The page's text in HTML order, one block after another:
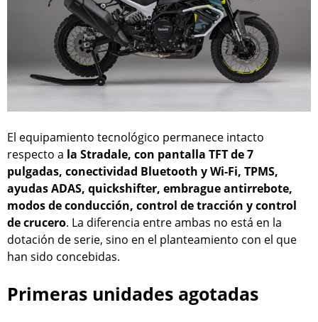
El equipamiento tecnológico permanece intacto
respecto a la Stradale, con pantalla TFT de 7
pulgadas, conectividad Bluetooth y Wi-Fi, TPMS,
ayudas ADAS, quickshifter, embrague antirrebote,
modos de conducción, control de tracción y control
de crucero. La diferencia entre ambas no está en la
dotación de serie, sino en el planteamiento con el que
han sido concebidas.
Primeras unidades agotadas